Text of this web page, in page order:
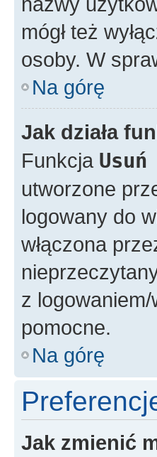
mógł też
osoby. W
Na górę
Jak działa
Funkcja
utworzone
logowany do
włączona
z
pomocne.
Na górę
Jak zmienić